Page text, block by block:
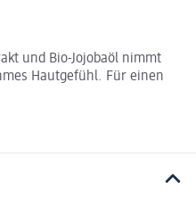
und Bio-Jojobaöl nimmt
Hautgefühl. Für einen